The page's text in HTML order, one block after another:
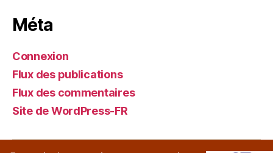
Méta
Connexion
Flux des publications
Flux des commentaires
Site de WordPress-FR